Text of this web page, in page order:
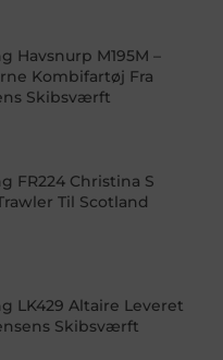
Havsnurp M195M –
Kombifartøj Fra
Skibsværft
FR224 Christina S
Til Scotland
LK429 Altaire Leveret
Skibsværft